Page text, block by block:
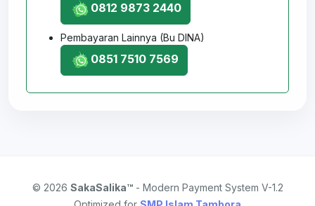
0812 9873 2440
Pembayaran Lainnya (Bu DINA)
0851 7510 7569
© 2026 SakaSalika™- Modern Payment System V-1.2